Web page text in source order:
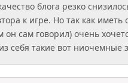
блога резко
к игре. Но так как иметь
он сам говорил) очень
себя такие вот ниочемные